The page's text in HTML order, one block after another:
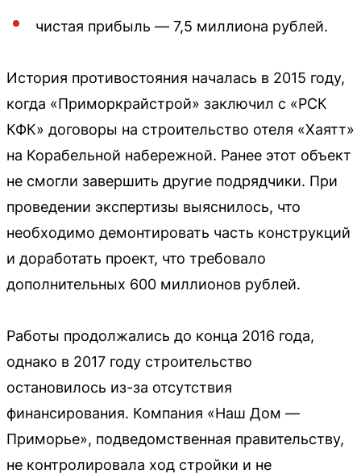
чистая прибыль — 7,5 миллиона рублей.
История противостояния началась в 2015 году,
когда «Приморкрайстрой» заключил с «РСК
КФК» договоры на строительство отеля «Хаятт»
на Корабельной набережной. Ранее этот объект
не смогли завершить другие подрядчики. При
проведении экспертизы выяснилось, что
необходимо демонтировать часть конструкций
и доработать проект, что требовало
дополнительных 600 миллионов рублей.
Работы продолжались до конца 2016 года,
однако в 2017 году строительство
остановилось из-за отсутствия
финансирования. Компания «Наш Дом —
Приморье», подведомственная правительству,
не контролировала ход стройки и не